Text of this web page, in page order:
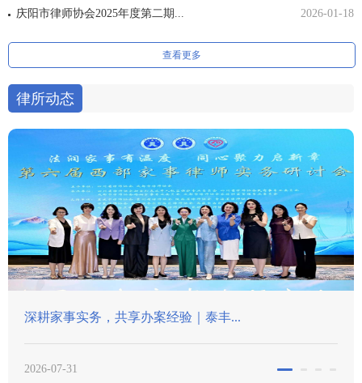
庆阳市律师协会2025年度第二期...
2026-01-18
查看更多
律所动态
深耕家事实务，共享办案经验｜泰丰...
2026-07-31